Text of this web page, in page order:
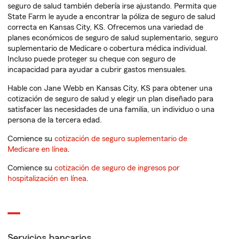
seguro de salud también debería irse ajustando. Permita que
State Farm le ayude a encontrar la póliza de seguro de salud
correcta en Kansas City, KS. Ofrecemos una variedad de
planes económicos de seguro de salud suplementario, seguro
suplementario de Medicare o cobertura médica individual.
Incluso puede proteger su cheque con seguro de
incapacidad para ayudar a cubrir gastos mensuales.
Hable con Jane Webb en Kansas City, KS para obtener una
cotización de seguro de salud y elegir un plan diseñado para
satisfacer las necesidades de una familia, un individuo o una
persona de la tercera edad.
Comience su cotización de seguro suplementario de
Medicare en línea.
Comience su cotización de seguro de ingresos por
hospitalización en línea.